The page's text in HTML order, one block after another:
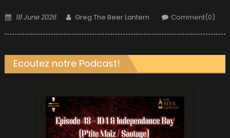
Posted
18 June 2026 Author
Greg The Beer Lantern Comment(0)
Ecoutez notre Podcast!